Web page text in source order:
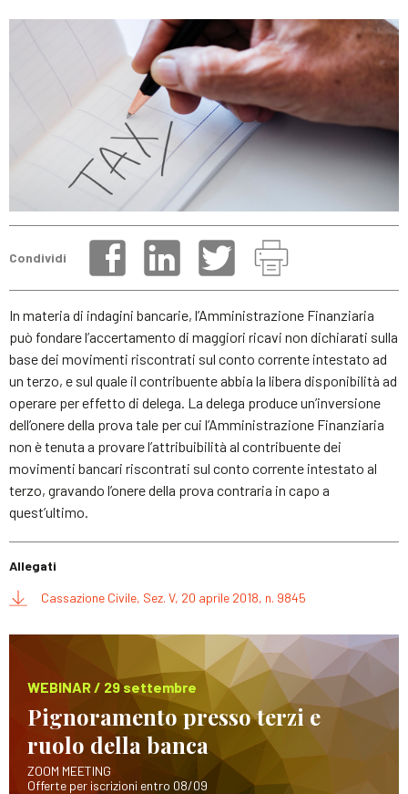
Condividi
In materia di indagini bancarie, l’Amministrazione Finanziaria
può fondare l’accertamento di maggiori ricavi non dichiarati sulla
base dei movimenti riscontrati sul conto corrente intestato ad
un terzo, e sul quale il contribuente abbia la libera disponibilità ad
operare per effetto di delega. La delega produce un’inversione
dell’onere della prova tale per cui l’Amministrazione Finanziaria
non è tenuta a provare l’attribuibilità al contribuente dei
movimenti bancari riscontrati sul conto corrente intestato al
terzo, gravando l’onere della prova contraria in capo a
quest’ultimo.
Allegati
Cassazione Civile, Sez. V, 20 aprile 2018, n. 9845
WEBINAR / 29 settembre
Pignoramento presso terzi e
ruolo della banca
ZOOM MEETING
Offerte per iscrizioni entro 08/09